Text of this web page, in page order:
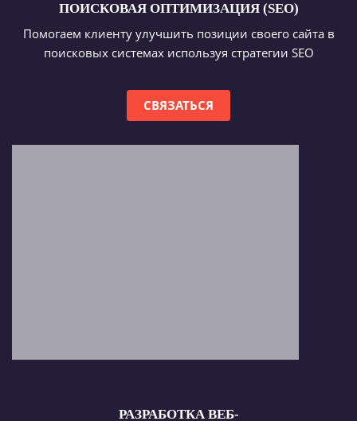
ПОИСКОВАЯ ОПТИМИЗАЦИЯ (SEO)
Помогаем клиенту улучшить позиции своего сайта в
поисковых системах используя стратегии SEO
СВЯЗАТЬСЯ
РАЗРАБОТКА ВЕБ-